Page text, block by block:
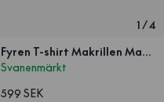
1/4
Fyren T-shirt Makrillen Marinblå
Svanenmärkt
599 SEK